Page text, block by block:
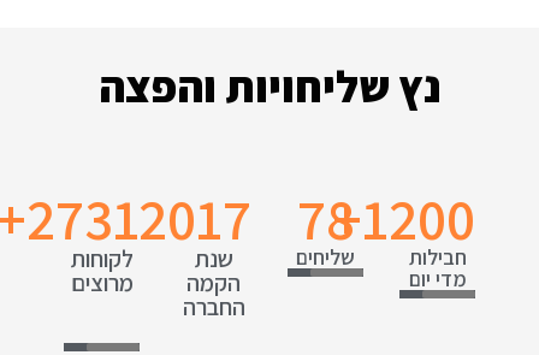
נץ שליחויות והפצה
1200
+
חבילות
מדי יום
78
שליחים
2017
שנת
הקמה
החברה
2731
לקוחות
מרוצים